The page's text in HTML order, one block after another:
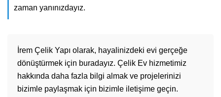
zaman yanınızdayız.
İrem Çelik Yapı olarak, hayalinizdeki evi gerçeğe
dönüştürmek için buradayız. Çelik Ev hizmetimiz
hakkında daha fazla bilgi almak ve projelerinizi
bizimle paylaşmak için bizimle iletişime geçin.